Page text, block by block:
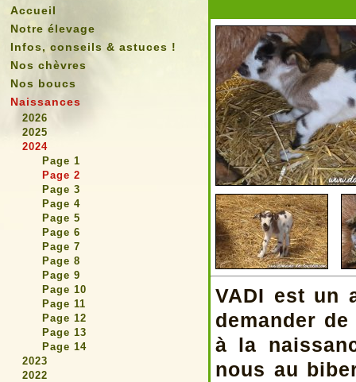
Accueil
Notre élevage
Infos, conseils & astuces !
Nos chèvres
Nos boucs
Naissances
2026
2025
2024
Page 1
Page 2
Page 3
Page 4
Page 5
Page 6
Page 7
Page 8
Page 9
Page 10
Page 11
Page 12
Page 13
Page 14
2023
2022
VADI est un
demander
à la
nous au